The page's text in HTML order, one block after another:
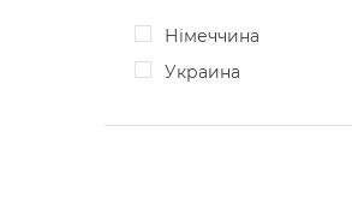
Німеччина
Украина